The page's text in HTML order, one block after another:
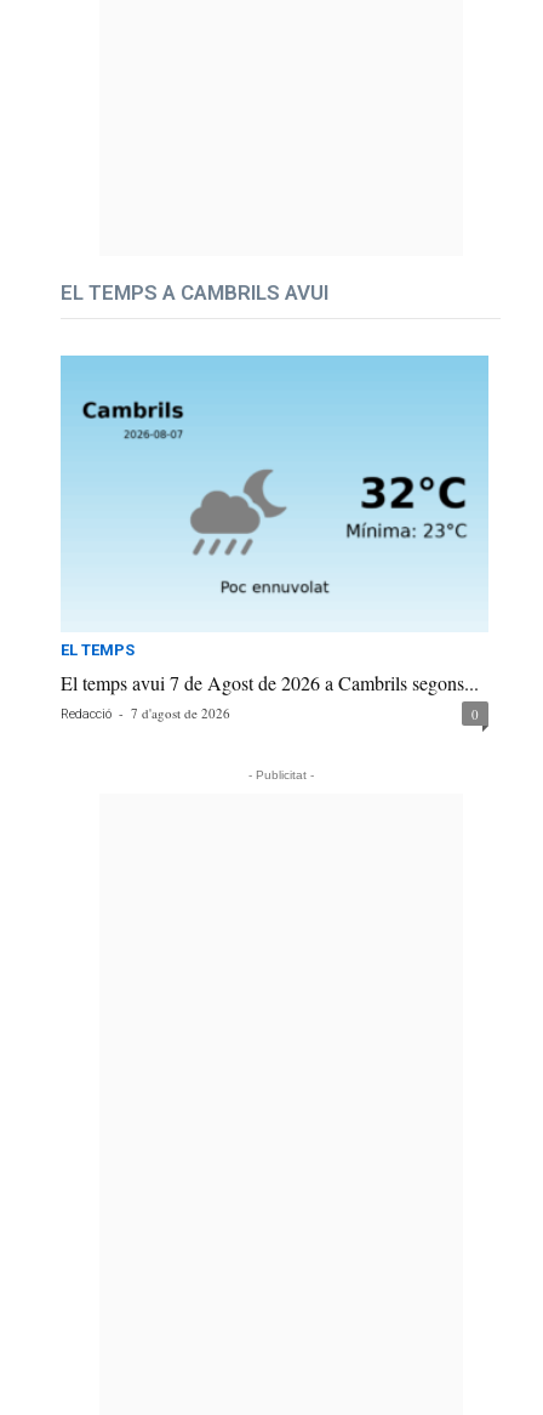
EL TEMPS A CAMBRILS AVUI
EL TEMPS
El temps avui 7 de Agost de 2026 a Cambrils segons...
Redacció - 7 d'agost de 2026 0
- Publicitat -